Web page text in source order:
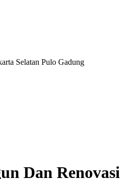
Selatan Pulo Gadung
Dan